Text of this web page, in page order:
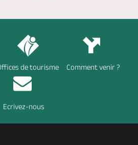
de tourisme Comment venir ?
Ecrivez-nous